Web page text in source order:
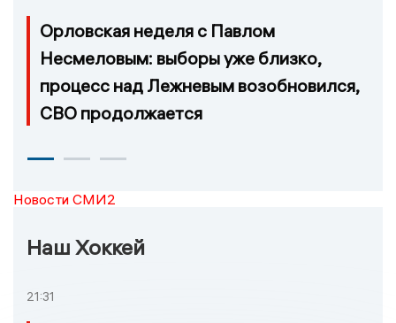
Орловская неделя с Павлом
Несмеловым: выборы уже близко,
процесс над Лежневым возобновился,
СВО продолжается
Новости СМИ2
Наш Хоккей
21:31